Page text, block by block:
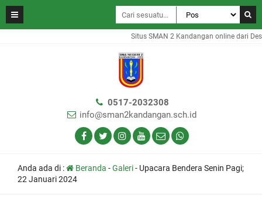
Situs SMAN 2 Kandangan online dari
0517-2032308
info@sman2kandangan.sch.id
Anda ada di : Beranda -Galeri- Upacara Bendera Senin Pagi;
22 Januari 2024